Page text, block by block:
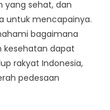
yang sehat, dan
untuk mencapainya.
bagaimana
kesehatan dapat
rakyat Indonesia,
pedesaan